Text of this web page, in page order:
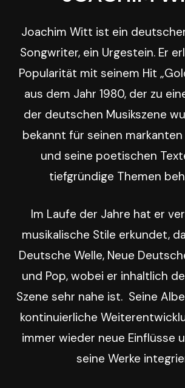
Joachim Witt ist ein
Songwriter, ein Urgestein. Er
Popularität mit seinem Hit
aus dem Jahr 1980, der zu
der deutschen Musikszene
bekannt für seinen
und seine poetischen
tiefgründige Themen
Im Laufe der Jahre hat er
musikalische Stile erkundet,
Deutsche Welle, Neue
und Pop, wobei er inhaltlich
Szene sehr nahe ist. Seine
kontinuierliche
immer wieder neue Einflüsse
seine Werke